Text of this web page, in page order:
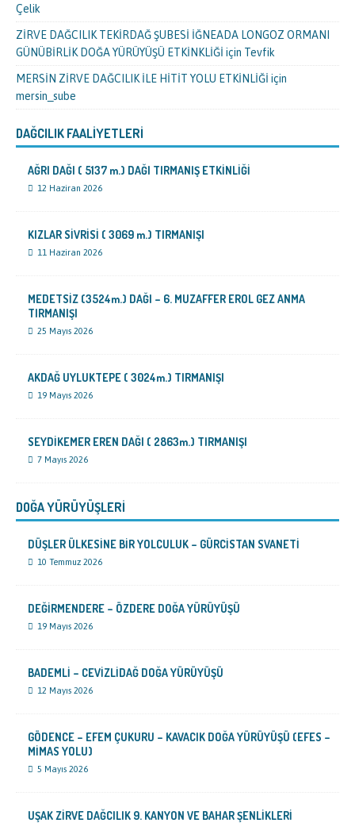
Çelik
ZİRVE DAĞCILIK TEKİRDAĞ ŞUBESİ İĞNEADA LONGOZ ORMANI
GÜNÜBİRLİK DOĞA YÜRÜYÜŞÜ ETKİNKLİĞİ için Tevfik
MERSİN ZİRVE DAĞCILIK İLE HİTİT YOLU ETKİNLİĞİ için
mersin_sube
DAĞCILIK FAALIYETLERI
AĞRI DAĞI ( 5137 m.) DAĞI TIRMANIŞ ETKİNLİĞİ
12 Haziran 2026
KIZLAR SİVRİSİ ( 3069 m.) TIRMANIŞI
11 Haziran 2026
MEDETSİZ (3524m.) DAĞI – 6. MUZAFFER EROL GEZ ANMA
TIRMANIŞI
25 Mayıs 2026
AKDAĞ UYLUKTEPE ( 3024m.) TIRMANIŞI
19 Mayıs 2026
SEYDİKEMER EREN DAĞI ( 2863m.) TIRMANIŞI
7 Mayıs 2026
DOĞA YÜRÜYÜŞLERİ
DÜŞLER ÜLKESİNE BİR YOLCULUK – GÜRCİSTAN SVANETİ
10 Temmuz 2026
DEĞİRMENDERE – ÖZDERE DOĞA YÜRÜYÜŞÜ
19 Mayıs 2026
BADEMLİ – CEVİZLİDAĞ DOĞA YÜRÜYÜŞÜ
12 Mayıs 2026
GÖDENCE – EFEM ÇUKURU – KAVACIK DOĞA YÜRÜYÜŞÜ (EFES –
MİMAS YOLU)
5 Mayıs 2026
UŞAK ZİRVE DAĞCILIK 9. KANYON VE BAHAR ŞENLİKLERİ